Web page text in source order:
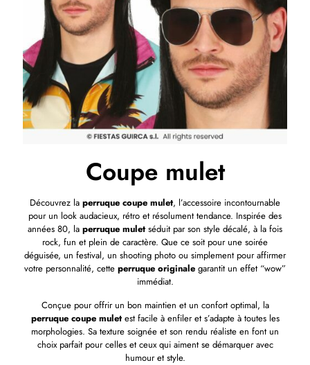
Coupe mulet
Découvrez la perruque coupe mulet, l’accessoire incontournable
pour un look audacieux, rétro et résolument tendance. Inspirée des
années 80, la perruque mulet séduit par son style décalé, à la fois
rock, fun et plein de caractère. Que ce soit pour une soirée
déguisée, un festival, un shooting photo ou simplement pour affirmer
votre personnalité, cette perruque originale garantit un effet “wow”
immédiat.
Conçue pour offrir un bon maintien et un confort optimal, la
perruque coupe muletest facile à enfiler et s’adapte à toutes les
morphologies. Sa texture soignée et son rendu réaliste en font un
choix parfait pour celles et ceux qui aiment se démarquer avec
humour et style.